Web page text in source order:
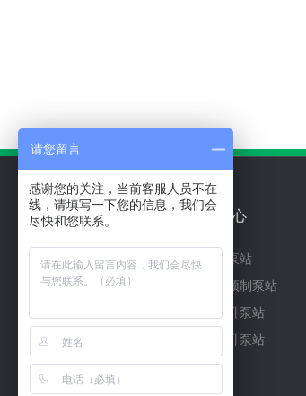
关于我们 产品中心
一体化泵站
一体化预制泵站
污水提升泵站
雨水提升泵站
请您留言
感谢您的关注，当前客服人员不在
线，请填写一下您的信息，我们会
尽快和您联系。